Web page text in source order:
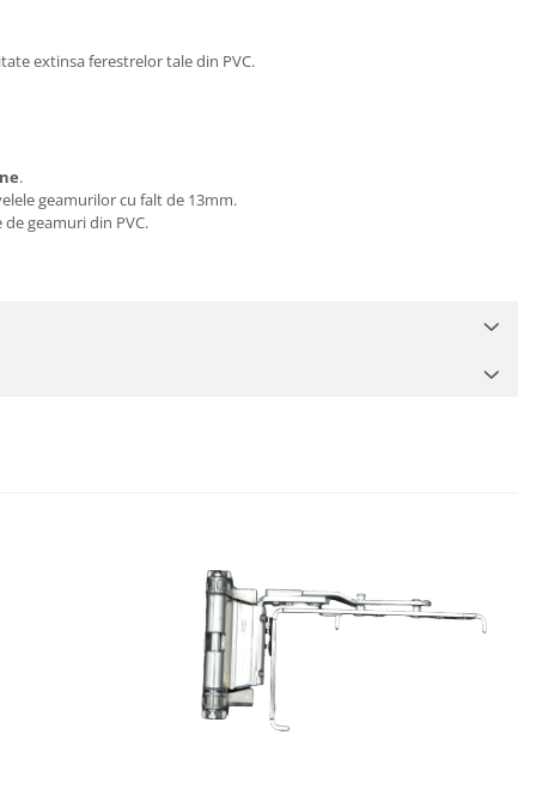
extinsa ferestrelor tale din PVC.
.
geamurilor cu falt de 13mm.
geamuri din PVC.